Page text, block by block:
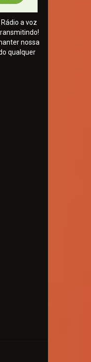
a voz
nossa
qualquer